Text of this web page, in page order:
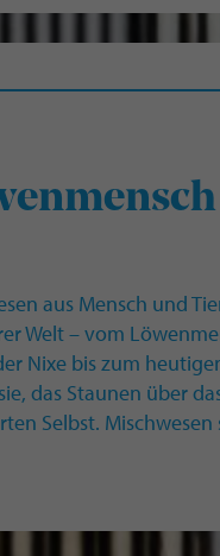
aus Mensch und
Welt – vom
Nixe bis zum
das Staunen über
Selbst. Mischwesen